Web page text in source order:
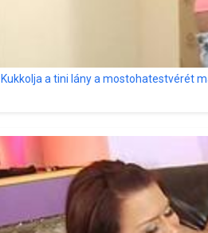
Kukkolja a tini lány a mostohatestvérét